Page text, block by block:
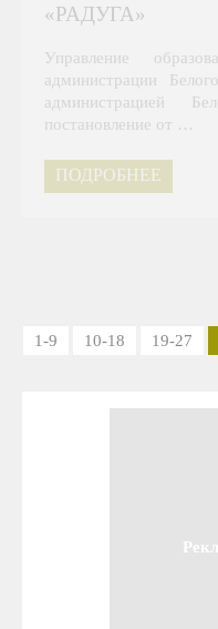
«РАДУГА»
Управление
администрации
администрацией
постановление от …
ПОДРОБНЕЕ
1-9 10-18 19-27